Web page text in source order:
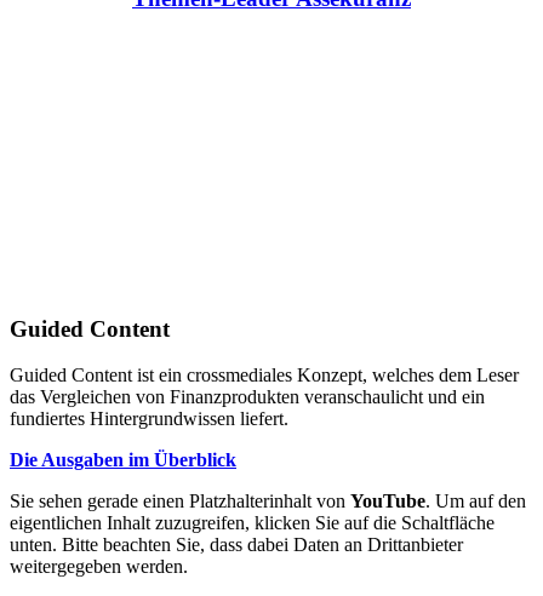
Guided Content
Guided Content ist ein crossmediales Konzept, welches dem Leser
das Vergleichen von Finanzprodukten veranschaulicht und ein
fundiertes Hintergrundwissen liefert.
Die Ausgaben im Überblick
Sie sehen gerade einen Platzhalterinhalt von YouTube. Um auf den
eigentlichen Inhalt zuzugreifen, klicken Sie auf die Schaltfläche
unten. Bitte beachten Sie, dass dabei Daten an Drittanbieter
weitergegeben werden.